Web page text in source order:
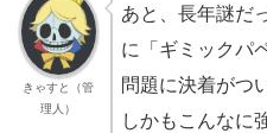
きゃすと（管
理人）
あと、長年謎だ
に「ギミックパ
問題に決着がつ
しかもこんなに